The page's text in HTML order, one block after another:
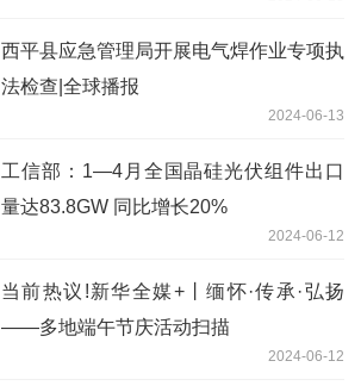
​西平县应急管理局开展电气焊作业专项执
法检查|全球播报
2024-06-13
工信部：1—4月全国晶硅光伏组件出口
量达83.8GW 同比增长20%
2024-06-12
当前热议!新华全媒+丨缅怀·传承·弘扬
——多地端午节庆活动扫描
2024-06-12